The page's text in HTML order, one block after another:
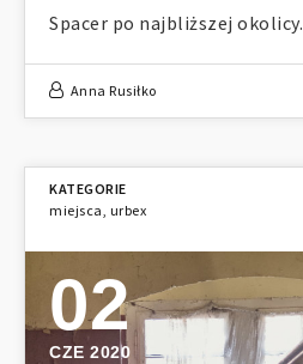
Spacer po najbliższej okolicy.
Anna Rusiłko
miejsca, urbex
02
CZE 2020